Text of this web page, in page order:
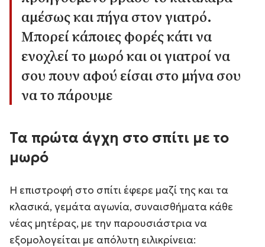
αμέσως και πήγα στον γιατρό.
Μπορεί κάποιες φορές κάτι να
ενοχλεί το μωρό και οι γιατροί να
σου πουν αφού είσαι στο μήνα σου
να το πάρουμε
Τα πρώτα άγχη στο σπίτι με το
μωρό
Η επιστροφή στο σπίτι έφερε μαζί της και τα
κλασικά, γεμάτα αγωνία, συναισθήματα κάθε
νέας μητέρας, με την παρουσιάστρια να
εξομολογείται με απόλυτη ειλικρίνεια: